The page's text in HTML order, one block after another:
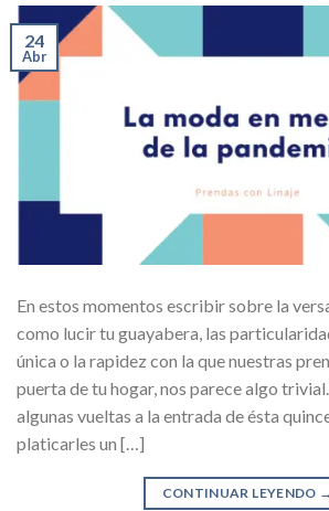
24
Abr
En estos momentos escribir sobre la
como lucir tu guayabera, las
única o la rapidez con la que nuestras
puerta de tu hogar, nos parece algo
algunas vueltas a la entrada de ésta
platicarles un […]
CONTINUAR LEYENDO →